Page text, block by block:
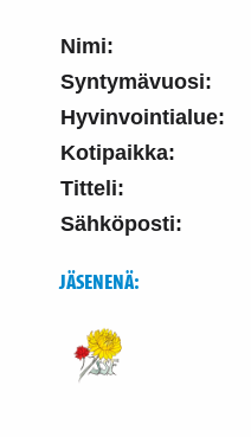
Nimi:
Syntymävuosi:
Hyvinvointialue:
Kotipaikka:
Titteli:
Sähköposti:
JÄSENENÄ: